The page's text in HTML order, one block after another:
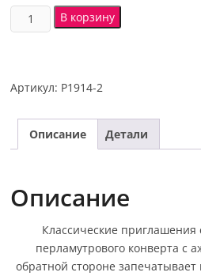
В корзину
Артикул: P1914-2
Описание Детали
Описание
Классические приглашения
перламутрового конверта с
обратной стороне запечатывает